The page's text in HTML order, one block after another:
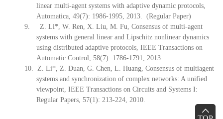
linear multi-agent systems with adaptive dynamic protocols,
Automatica, 49(7): 1986-1995, 2013. (Regular Paper)
9. Z. Li*, W. Ren, X. Liu, M. Fu, Consensus of multi-agent
systems with general linear and Lipschitz nonlinear dynamics
using distributed adaptive protocols, IEEE Transactions on
Automatic Control, 58(7): 1786-1791, 2013.
10. Z. Li*, Z. Duan, G. Chen, L. Huang, Consensus of multiagent
systems and synchronization of complex networks: A unified
viewpoint, IEEE Transactions on Circuits and Systems I:
Regular Papers, 57(1): 213-224, 2010.